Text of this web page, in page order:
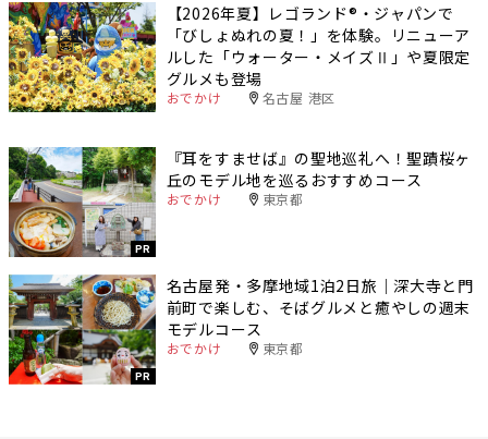
【2026年夏】レゴランド®・ジャパンで
「びしょぬれの夏！」を体験。リニューア
ルした「ウォーター・メイズⅡ」や夏限定
グルメも登場
おでかけ 名古屋 港区
PR
『耳をすませば』の聖地巡礼へ！聖蹟桜ヶ
丘のモデル地を巡るおすすめコース
おでかけ 東京都
PR
名古屋発・多摩地域1泊2日旅｜深大寺と門
前町で楽しむ、そばグルメと癒やしの週末
モデルコース
おでかけ 東京都